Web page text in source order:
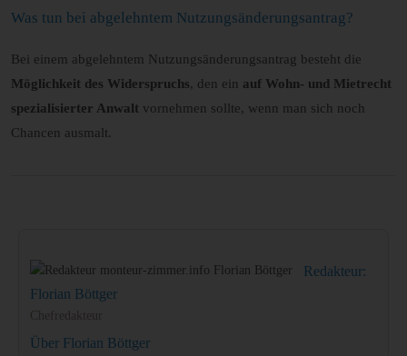
Was tun bei abgelehntem Nutzungsänderungsantrag?
Bei einem abgelehntem Nutzungsänderungsantrag besteht die
Möglichkeit des Widerspruchs, den ein auf Wohn- und Mietrecht
spezialisierter Anwalt vornehmen sollte, wenn man sich noch
Chancen ausmalt.
Redakteur:
Florian Böttger
Chefredakteur
Über Florian Böttger